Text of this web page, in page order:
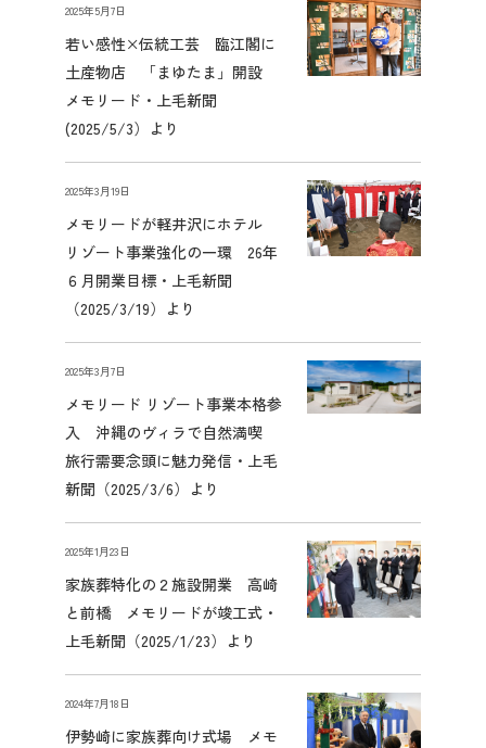
2025年5月7日
若い感性×伝統工芸 臨江閣に
土産物店 「まゆたま」開設
メモリード・上毛新聞
(2025/5/3）より
2025年3月19日
メモリードが軽井沢にホテル
リゾート事業強化の一環 26年
６月開業目標・上毛新聞
（2025/3/19）より
2025年3月7日
メモリード リゾート事業本格参
入 沖縄のヴィラで自然満喫
旅行需要念頭に魅力発信・上毛
新聞（2025/3/6）より
2025年1月23日
家族葬特化の２施設開業 高崎
と前橋 メモリードが竣工式・
上毛新聞（2025/1/23）より
2024年7月18日
伊勢崎に家族葬向け式場 メモ